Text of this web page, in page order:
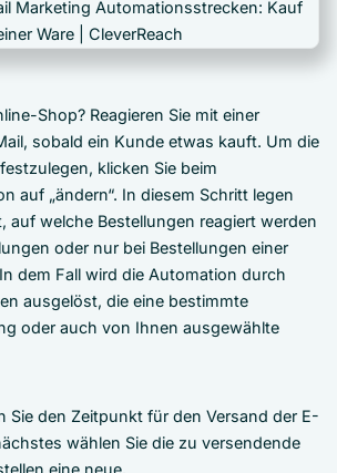
Shop? Reagieren Sie mit einer
sobald ein Kunde etwas kauft. Um die
klicken Sie beim
auf „ändern“. In diesem Schritt legen
auf welche Bestellungen reagiert werden
oder nur bei Bestellungen einer
dem Fall wird die Automation durch
ausgelöst, die eine bestimmte
oder auch von Ihnen ausgewählte
Sie den Zeitpunkt für den Versand der E-
wählen Sie die zu versendende
eine neue.